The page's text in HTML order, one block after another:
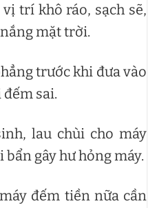
trí khô ráo, sạch sẽ,
mặt trời.
trước khi đưa vào
đếm sai.
lau chùi cho máy
gây hư hỏng máy.
đếm tiền nữa cần